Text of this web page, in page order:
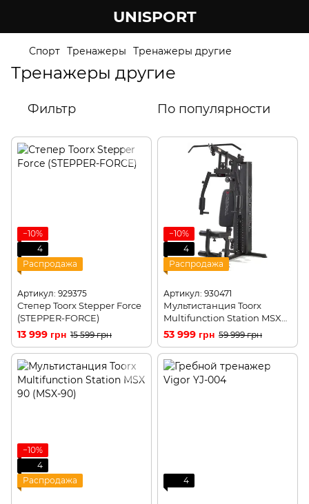
UNISPORT
Спорт Тренажеры Тренажеры другие
Тренажеры другие
Фильтр По популярности
−10%
4
Распродажа
Артикул: 929375
Степер Toorx Stepper Force
(STEPPER-FORCE)
13 999 грн 15 599 грн
−10%
4
Распродажа
Артикул: 930471
Мультистанция Toorx
Multifunction Station MSX
60 (MSX-60)
53 999 грн 59 999 грн
−10%
4
Распродажа
4